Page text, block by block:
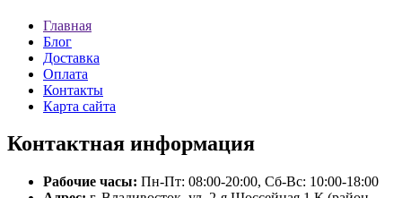
Главная
Блог
Доставка
Оплата
Контакты
Карта сайта
Контактная информация
Рабочие часы: Пн-Пт: 08:00-20:00, Сб-Вс: 10:00-18:00